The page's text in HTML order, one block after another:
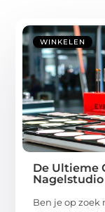
WINKELEN
De Ultieme
Ben je op zoek